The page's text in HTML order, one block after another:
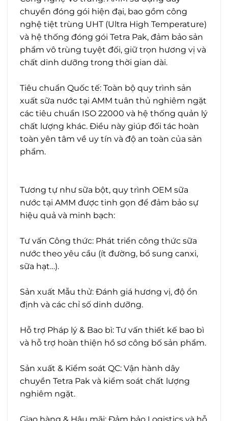
chuyền đóng gói hiện đại, bao gồm công
nghệ tiệt trùng UHT (Ultra High Temperature)
và hệ thống đóng gói Tetra Pak, đảm bảo sản
phẩm vô trùng tuyệt đối, giữ trọn hương vị và
chất dinh dưỡng trong thời gian dài.
Tiêu chuẩn Quốc tế: Toàn bộ quy trình sản
xuất sữa nước tại AMM tuân thủ nghiêm ngặt
các tiêu chuẩn ISO 22000 và hệ thống quản lý
chất lượng khác. Điều này giúp đối tác hoàn
toàn yên tâm về uy tín và độ an toàn của sản
phẩm.
Tương tự như sữa bột, quy trình OEM sữa
nước tại AMM được tinh gọn để đảm bảo sự
hiệu quả và minh bạch:
Tư vấn Công thức: Phát triển công thức sữa
nước theo yêu cầu (ít đường, bổ sung canxi,
sữa hạt…).
Sản xuất Mẫu thử: Đánh giá hương vị, độ ổn
định và các chỉ số dinh dưỡng.
Hỗ trợ Pháp lý & Bao bì: Tư vấn thiết kế bao bì
và hỗ trợ hoàn thiện hồ sơ công bố sản phẩm.
Sản xuất & Kiểm soát QC: Vận hành dây
chuyền Tetra Pak và kiểm soát chất lượng
nghiêm ngặt.